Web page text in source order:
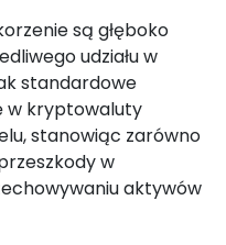
są głęboko
udziału w
standardowe
w kryptowaluty
stanowiąc zarówno
w
aktywów